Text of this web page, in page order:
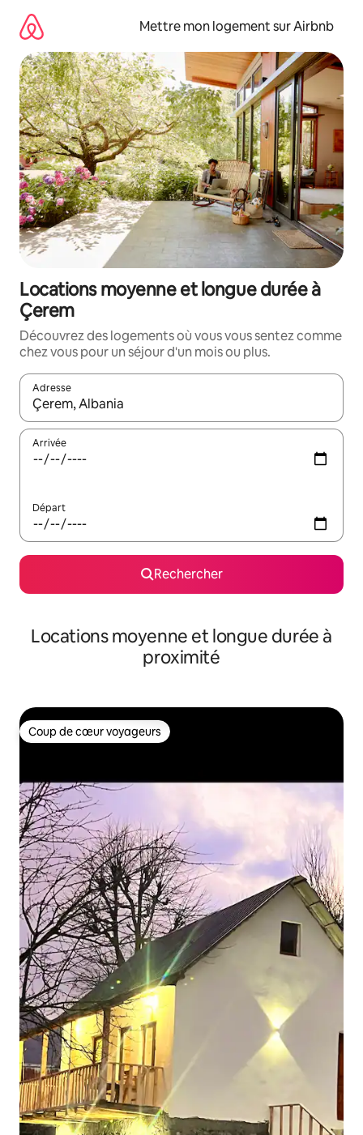
directement
contenu
Mettre mon logement sur Airbnb
Locations moyenne et longue durée à
Çerem
Découvrez des logements où vous vous sentez comme
chez vous pour un séjour d'un mois ou plus.
Adresse
Lorsque les résultats s'affichent, utilisez les flèches vers le
Arrivée
Départ
Rechercher
Locations moyenne et longue durée à
proximité
Coup de cœur voyageurs
Coup de cœur voyageurs